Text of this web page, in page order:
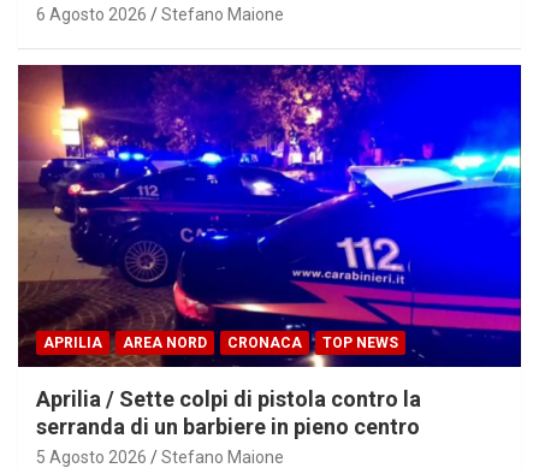
6 Agosto 2026 Stefano Maione
APRILIA AREA NORD CRONACA TOP NEWS
Aprilia / Sette colpi di pistola contro la
serranda di un barbiere in pieno centro
5 Agosto 2026 Stefano Maione